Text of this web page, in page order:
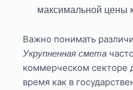
максимальной цены
Важно понимать
Укрупненная смета
коммерческом секторе
время как в